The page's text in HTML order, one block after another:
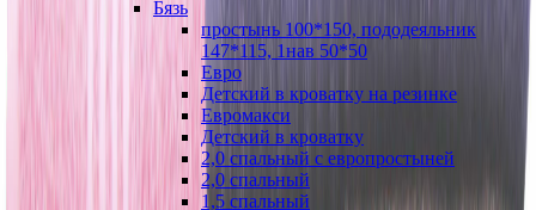
Бязь
простынь 100*150, пододеяльник
147*115, 1нав 50*50
Евро
Детский в кроватку на резинке
Евромакси
Детский в кроватку
2,0 спальный с европростыней
2,0 спальный
1,5 спальный